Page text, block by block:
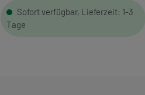
Sofort verfügbar, Lieferzeit: 1-3
Tage